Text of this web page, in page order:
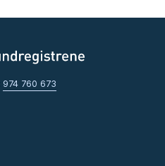
974 760 673